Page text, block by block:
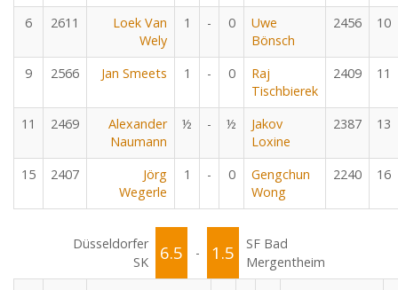
6 2611
Loek Van
Wely
1 - 0
Uwe
Bönsch
2456 10
9 2566 Jan Smeets 1 - 0
Raj
Tischbierek
2409 11
11 2469
Alexander
Naumann
½ - ½
Jakov
Loxine
2387 13
15 2407
Jörg
Wegerle
1 - 0
Gengchun
Wong
2240 16
Düsseldorfer
SK
6.5 - 1.5
SF Bad
Mergentheim